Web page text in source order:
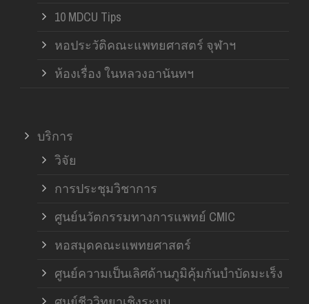
10 MDCU Tips
หอประวัติคณะแพทยศาสตร์ จุฬาฯ
ห้องเรื่อง ในหลวงอานันทฯ
บริการ
วิจัย
การประชุมวิชาการ
ศูนย์นวัตกรรมทางการแพทย์ CMIC
หอสมุดคณะแพทยศาสตร์
ศูนย์ความเป็นเลิศด้านภูมิคุ้มกันบำบัดมะเร็ง